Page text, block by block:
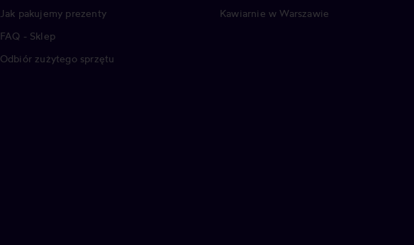
Jak pakujemy prezenty
FAQ - Sklep
Odbiór zużytego sprzętu
Kawiarnie w Warszawie